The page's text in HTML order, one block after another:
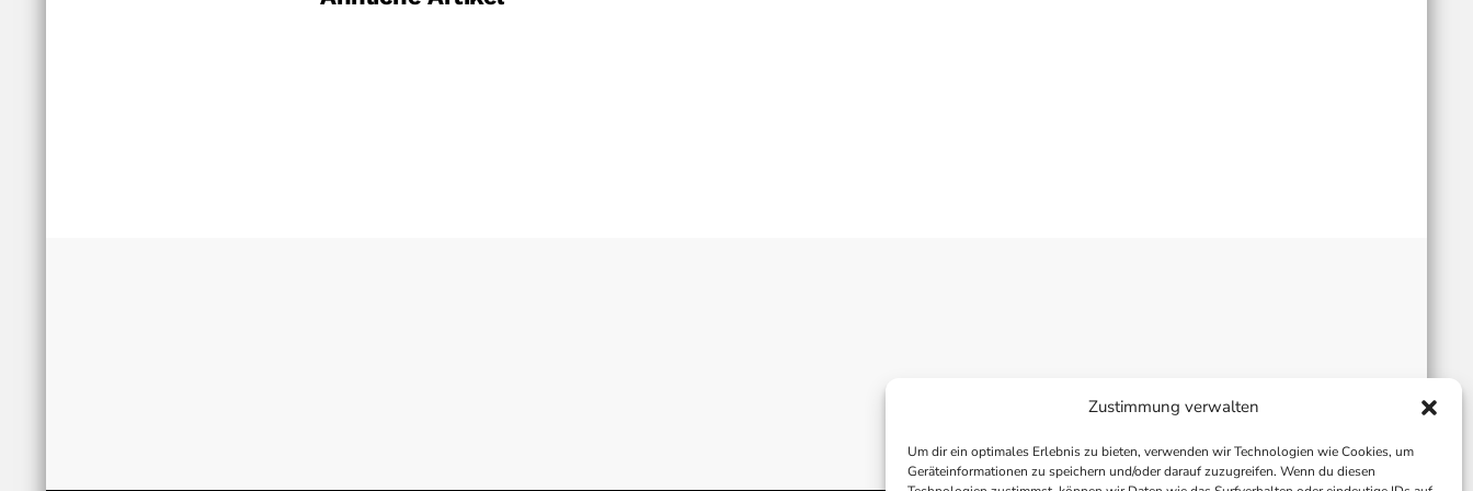
Zustimmung verwalten
Um dir ein optimales Erlebnis zu bieten, verwenden wir Technologien wie Cookies, um
Geräteinformationen zu speichern und/oder darauf zuzugreifen. Wenn du diesen